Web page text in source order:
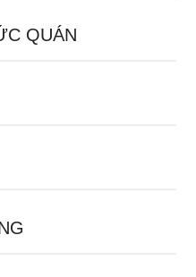
QUÁN